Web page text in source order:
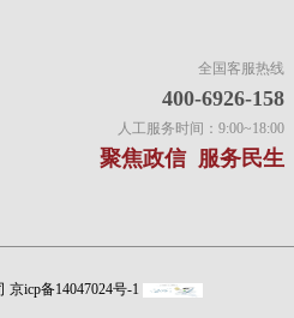
全国客服热线
400-6926-158
人工服务时间：9:00~18:00
聚焦政信 服务民生
icp备14047024号-1